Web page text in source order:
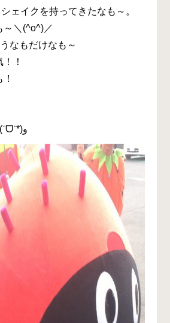
ェイクを持ってきたなも～。
～＼(^o^)／
なもだけなも～
！
ぱたぱたーーー٩(ˊᗜˋ*)و